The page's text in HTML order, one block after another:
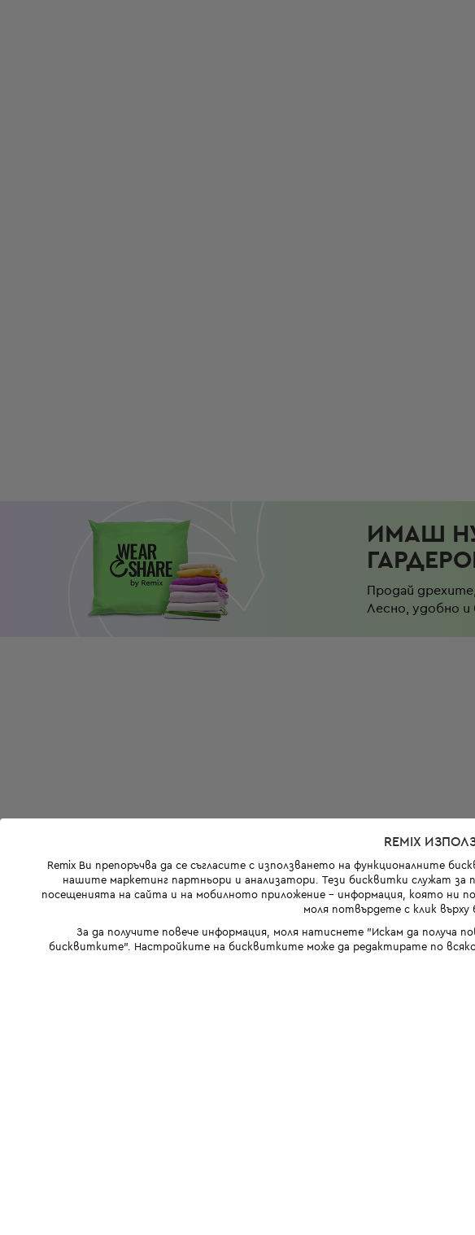
ИМАШ
Продай
Лесно, удобно и
REMIX
Remix Ви препоръчва да се съгласите с използването на функционалните
нашите маркетинг партньори и анализатори. Тези бисквитки служат за
посещенията на сайта и на мобилното приложение - информация, която ни
моля потвърдете с клик върху
За да получите повече информация, моля натиснете "Искам да получа
бисквитките". Настройките на бисквитките може да редактирате по